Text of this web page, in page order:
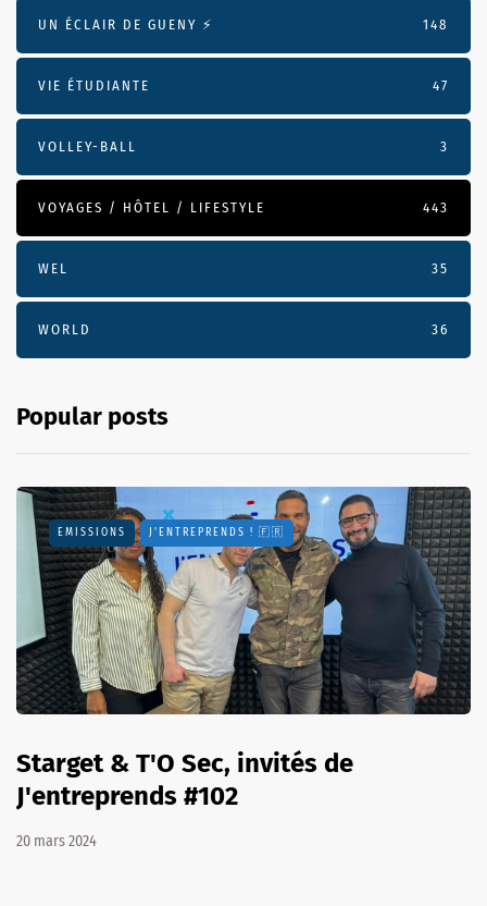
UN ÉCLAIR DE GUENY ⚡️ 148
VIE ÉTUDIANTE 47
VOLLEY-BALL 3
VOYAGES / HÔTEL / LIFESTYLE 443
WEL 35
WORLD 36
Popular posts
EMISSIONS J'ENTREPRENDS ! 🇫🇷
Starget & T'O Sec, invités de
J'entreprends #102
20 mars 2024